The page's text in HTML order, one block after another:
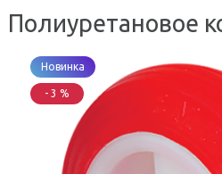
Полиуретановое
Новинка
- 3 %